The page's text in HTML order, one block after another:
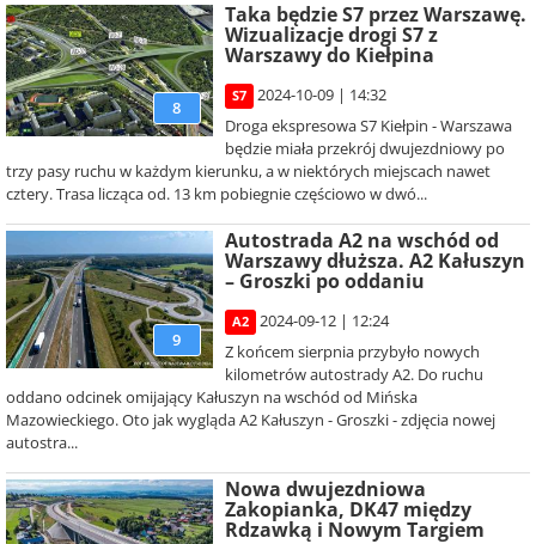
8
Taka będzie S7 przez Warszawę.
Wizualizacje drogi S7 z
Warszawy do Kiełpina
S7
2024-10-09 | 14:32
Droga ekspresowa S7 Kiełpin - Warszawa
będzie miała przekrój dwujezdniowy po
trzy pasy ruchu w każdym kierunku, a w niektórych miejscach nawet
cztery. Trasa licząca od. 13 km pobiegnie częściowo w dwó...
9
Autostrada A2 na wschód od
Warszawy dłuższa. A2 Kałuszyn
– Groszki po oddaniu
A2
2024-09-12 | 12:24
Z końcem sierpnia przybyło nowych
kilometrów autostrady A2. Do ruchu
oddano odcinek omijający Kałuszyn na wschód od Mińska
Mazowieckiego. Oto jak wygląda A2 Kałuszyn - Groszki - zdjęcia nowej
autostra...
Nowa dwujezdniowa
Zakopianka, DK47 między
Rdzawką i Nowym Targiem